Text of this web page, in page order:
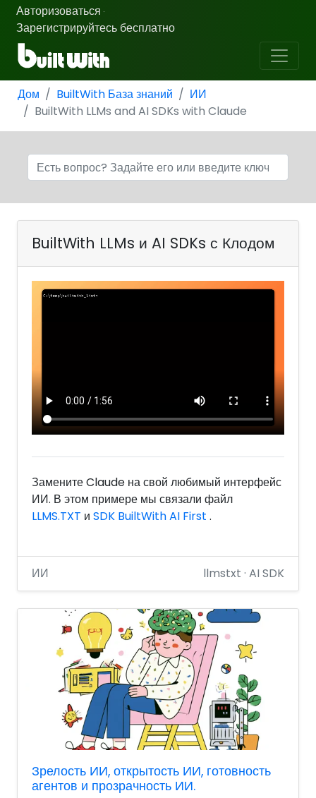
Авторизоваться ·
Зарегистрируйтесь бесплатно
Дом BuiltWith База знаний
ИИ
BuiltWith LLMs and AI SDKs with Claude
BuiltWith LLMs и AI SDKs с Клодом
Замените Claude на свой любимый интерфейс
ИИ. В этом примере мы связали файл
LLMS.TXT и SDK BuiltWith AI First .
ИИ llmstxt · AI SDK
Зрелость ИИ, открытость ИИ, готовность
агентов и прозрачность ИИ.